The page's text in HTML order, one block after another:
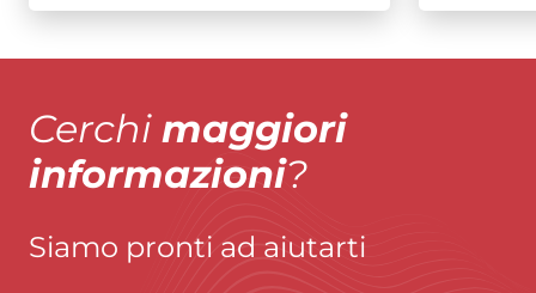
Cerchi maggiori
informazioni?
Siamo pronti ad aiutarti